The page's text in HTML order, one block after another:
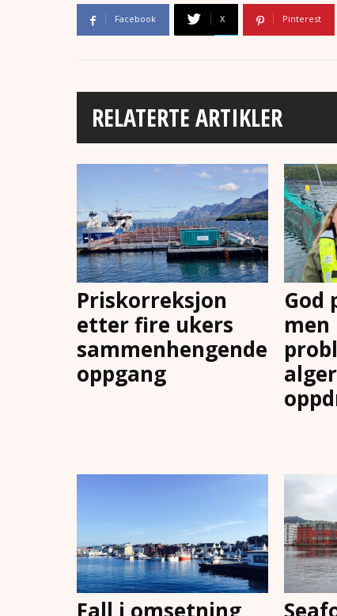
Facebook X Pinterest
RELATERTE ARTIKLER
Priskorreksjon
etter fire ukers
sammenhengende
oppgang
God
men